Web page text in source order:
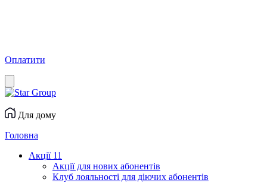
Оплатити
Для дому
Головна
Акції 11
Акції для нових абонентів
Клуб лояльності для діючих абонентів